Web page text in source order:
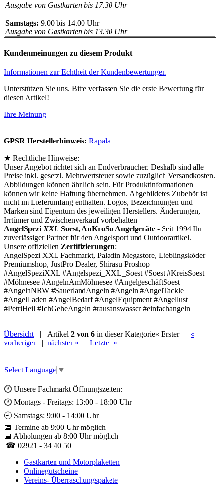
Ausgabe von Gastkarten bis 17.30 Uhr
Samstags: 9.00 bis 14.00 Uhr
Ausgabe von Gastkarten bis 13.30 Uhr
Kundenmeinungen zu diesem Produkt
Informationen zur Echtheit der Kundenbewertungen
Unterstützen Sie uns. Bitte verfassen Sie die erste Bewertung für
diesen Artikel!
Ihre Meinung
GPSR Herstellerhinweis: Rapala
★ Rechtliche Hinweise:
Unser Angebot richtet sich an Endverbraucher. Deshalb sind alle
Preise inkl. gesetzl. Mehrwertsteuer sowie zuzüglich Versandkosten.
Abbildungen können ähnlich sein. Für Produktinformationen
können wir keine Haftung übernehmen. Abgebildetes Zubehör ist
nicht im Lieferumfang enthalten. Logos, Bezeichnungen und
Marken sind Eigentum des jeweiligen Herstellers. Änderungen,
Irrtümer und Zwischenverkauf vorbehalten.
AngelSpezi XXL Soest, AnKroSo Angelgeräte - Seit 1994 Ihr
zuverlässiger Partner für den Angelsport und Outdoorartikel.
Unsere offiziellen Zertifizierungen:
AngelSpezi XXL Fachmarkt, Paladin Megastore, Lieblingsköder
Premiumshop, JustPro Dealer, Shirasu Proshop
#AngelSpeziXXL #Angelspezi_XXL_Soest #Soest #KreisSoest
#Möhnesee #AngelnAmMöhnesee #AngelgeschäftSoest
#AngelnNRW #SauerlandAngeln #Angeln #AngelTackle
#AngelLaden #AngelBedarf #AngelEquipment #Angellust
#PetriHeil #IchGeheAngeln #rausanswasser #einfachangeln
Übersicht | Artikel 2 von 6 in dieser Kategorie« Erster| «
vorheriger| nächster » | Letzter »
Select Language ▼
🕐 Unsere Fachmarkt Öffnungszeiten:
🕐 Montags - Freitags: 13:00 - 18:00 Uhr
🕘 Samstags: 9:00 - 14:00 Uhr
📅 Termine ab 9:00 Uhr möglich
📅 Abholungen ab 8:00 Uhr möglich
☎ 02921 - 34 40 50
Gastkarten und Motorplaketten
Onlinegutscheine
Vereins- Überraschungspakete